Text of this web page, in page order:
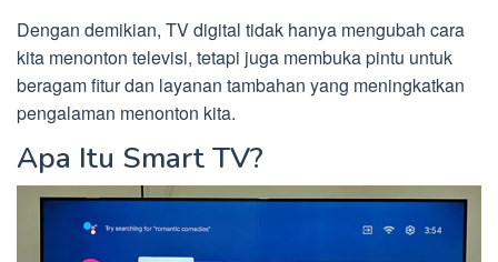
Dengan demikian, TV digital tidak hanya mengubah cara
kita menonton televisi, tetapi juga membuka pintu untuk
beragam fitur dan layanan tambahan yang meningkatkan
pengalaman menonton kita.
Apa Itu Smart TV?